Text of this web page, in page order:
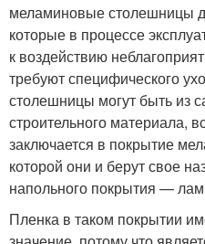
меламиновые столешницы
которые в процессе
к воздействию
требуют специфического
столешницы могут быть из
строительного материала,
заключается в покрытие
которой они и берут свое
напольного покрытия —
Пленка в таком покрытии